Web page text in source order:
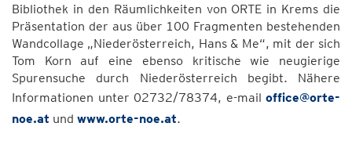
Bibliothek in den Räumlichkeiten von ORTE in Krems die
Präsentation der aus über 100 Fragmenten bestehenden
Wandcollage „Niederösterreich, Hans & Me“, mit der sich
Tom Korn auf eine ebenso kritische wie neugierige
Spurensuche durch Niederösterreich begibt. Nähere
Informationen unter 02732/78374, e-mail office@orte-
noe.at und www.orte-noe.at.